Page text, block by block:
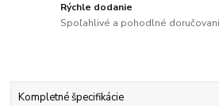
Rýchle dodanie
Spoľahlivé a pohodlné
Kompletné špecifikácie